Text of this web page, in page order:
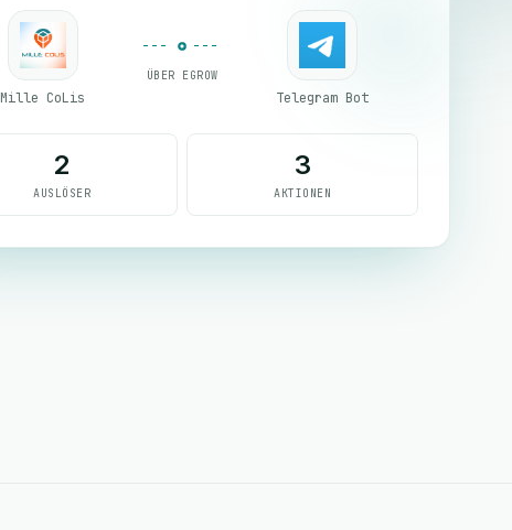
Mille CoLis
ÜBER EGROW
Telegram Bot
2
AUSLÖSER
3
AKTIONEN